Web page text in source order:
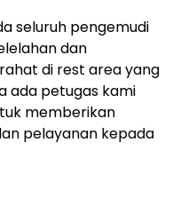
seluruh pengemudi
dan
di rest area yang
ada petugas kami
memberikan
pelayanan kepada